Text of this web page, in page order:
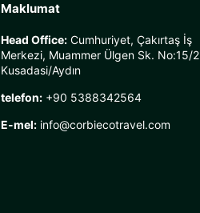
Maklumat
Head Office: Cumhuriyet, Çakırtaş İş
Merkezi, Muammer Ülgen Sk. No:15/2
Kusadasi/Aydın
telefon: +90 5388342564
E-mel: info@corbiecotravel.com